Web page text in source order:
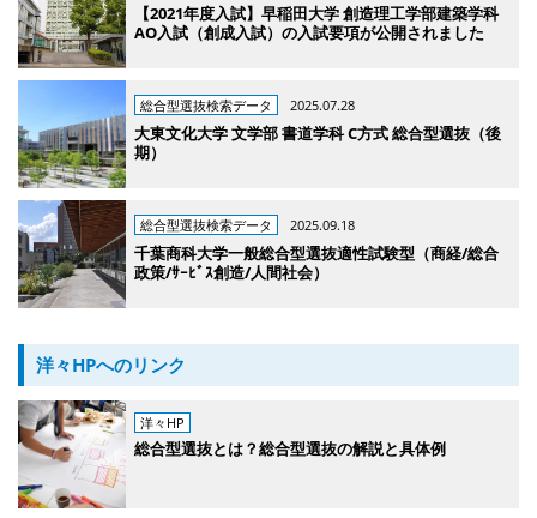
【2021年度入試】早稲田大学 創造理工学部建築学科
AO入試（創成入試）の入試要項が公開されました
総合型選抜検索データ 2025.07.28
大東文化大学 文学部 書道学科 C方式 総合型選抜（後
期）
総合型選抜検索データ 2025.09.18
千葉商科大学一般総合型選抜適性試験型（商経/総合
政策/ｻｰﾋﾞｽ創造/人間社会）
洋々HPへのリンク
洋々HP
総合型選抜とは？総合型選抜の解説と具体例